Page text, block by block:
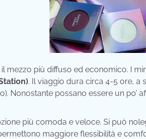
il mezzo più diffuso ed economico. I
. Il viaggio dura circa 4-5 ore, a
Nonostante possano essere un po’
più comoda e veloce. Si può
maggiore flessibilità e